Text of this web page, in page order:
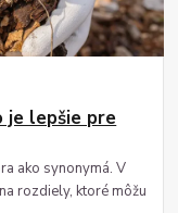
je lepšie pre
ako synonymá. V
rozdiely, ktoré môžu